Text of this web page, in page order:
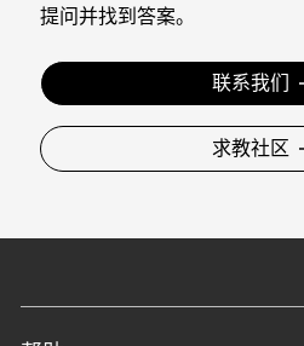
提问并找到答案。
联系我们
求教社区